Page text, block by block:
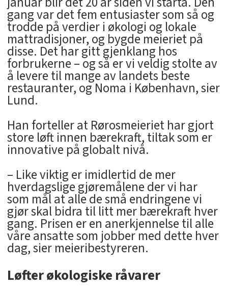
gang var det fem entusiaster som så og
trodde på verdier i økologi og lokale
mattradisjoner, og bygde meieriet på
disse. Det har gitt gjenklang hos
forbrukerne – og så er vi veldig stolte av
å levere til mange av landets beste
restauranter, og Noma i København, sier
Lund.
Han forteller at Rørosmeieriet har gjort
store løft innen bærekraft, tiltak som er
innovative på globalt nivå.
– Like viktig er imidlertid de mer
hverdagslige gjøremålene der vi har
som mål at alle de små endringene vi
gjør skal bidra til litt mer bærekraft hver
gang. Prisen er en anerkjennelse til alle
våre ansatte som jobber med dette hver
dag, sier meieribestyreren.
Løfter økologiske råvarer